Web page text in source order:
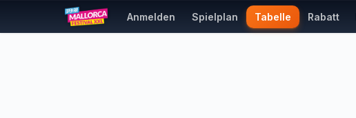
Anmelden Spielplan Tabelle Rabatt